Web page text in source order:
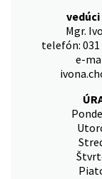
Mgr.
telefón: 031
e-